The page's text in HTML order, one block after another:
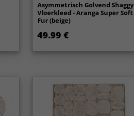
Asymmetrisch Golvend Shaggy
Vloerkleed - Aranga Super Soft
Fur (beige)
49.99 €